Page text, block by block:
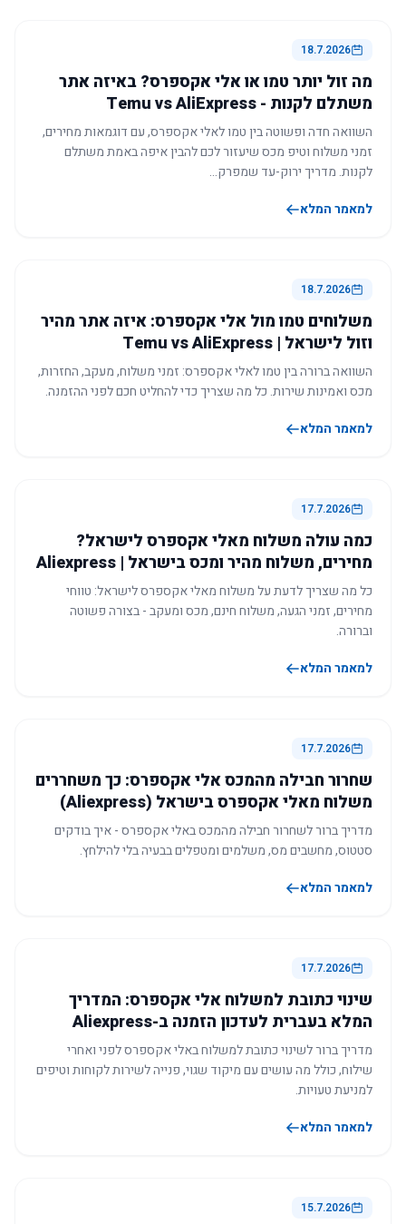
18.7.2026
מה זול יותר טמו או אלי אקספרס? באיזה אתר
משתלם לקנות - Temu vs AliExpress
השוואה חדה ופשוטה בין טמו לאלי אקספרס, עם דוגמאות מחירים,
זמני משלוח וטיפ מכס שיעזור לכם להבין איפה באמת משתלם
לקנות. מדריך ירוק-עד שמפרק…
למאמר המלא
18.7.2026
משלוחים טמו מול אלי אקספרס: איזה אתר מהיר
וזול לישראל | Temu vs AliExpress
השוואה ברורה בין טמו לאלי אקספרס: זמני משלוח, מעקב, החזרות,
מכס ואמינות שירות. כל מה שצריך כדי להחליט חכם לפני ההזמנה.
למאמר המלא
17.7.2026
כמה עולה משלוח מאלי אקספרס לישראל?
מחירים, משלוח מהיר ומכס בישראל | Aliexpress
כל מה שצריך לדעת על משלוח מאלי אקספרס לישראל: טווחי
מחירים, זמני הגעה, משלוח חינם, מכס ומעקב - בצורה פשוטה
וברורה.
למאמר המלא
17.7.2026
שחרור חבילה מהמכס אלי אקספרס: כך משחררים
משלוח מאלי אקספרס בישראל (Aliexpress)
מדריך ברור לשחרור חבילה מהמכס באלי אקספרס - איך בודקים
סטטוס, מחשבים מס, משלמים ומטפלים בבעיה בלי להילחץ.
למאמר המלא
17.7.2026
שינוי כתובת למשלוח אלי אקספרס: המדריך
המלא בעברית לעדכון הזמנה ב-Aliexpress
מדריך ברור לשינוי כתובת למשלוח באלי אקספרס לפני ואחרי
שילוח, כולל מה עושים עם מיקוד שגוי, פנייה לשירות לקוחות וטיפים
למניעת טעויות.
למאמר המלא
15.7.2026